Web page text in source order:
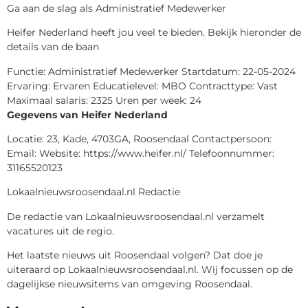
Ga aan de slag als Administratief Medewerker
Heifer Nederland heeft jou veel te bieden. Bekijk hieronder de
details van de baan
Functie: Administratief Medewerker Startdatum: 22-05-2024
Ervaring: Ervaren Educatielevel: MBO Contracttype: Vast
Maximaal salaris: 2325 Uren per week: 24
Gegevens van Heifer Nederland
Locatie: 23, Kade, 4703GA, Roosendaal Contactpersoon:
Email: Website: https://www.heifer.nl/ Telefoonnummer:
31165520123
Lokaalnieuwsroosendaal.nl Redactie
De redactie van Lokaalnieuwsroosendaal.nl verzamelt
vacatures uit de regio.
Het laatste nieuws uit Roosendaal volgen? Dat doe je
uiteraard op Lokaalnieuwsroosendaal.nl. Wij focussen op de
dagelijkse nieuwsitems van omgeving Roosendaal.